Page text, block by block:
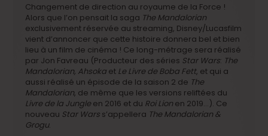
Changement de direction au royaume de la Force !
Alors que l’on pensait la saga The Mandalorian
exclusivement réservée au streaming, Disney/Lucasfilm
vient d’annoncer que cette histoire donnera bel et bien
lieu à un film de cinéma ! Ce long-métrage sera réalisé
par Jon Favreau (Producteur des séries Star Wars: The
Mandalorian, Ahsoka et Le Livre de Boba Fett, et qui a
aussi réalisé un épisode de la saison 2 de The
Mandalorian, de même que les versions reliftées du
Livre de la Jungle en 2016 et du Roi Lion en 2019…). Ce
nouveau Star Wars s’appellera The Mandalorian &
Grogu.